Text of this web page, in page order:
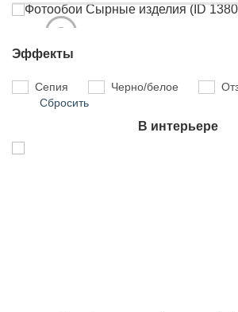
Эффекты
Сепия Черно/белое
Сбросить
В интерьере